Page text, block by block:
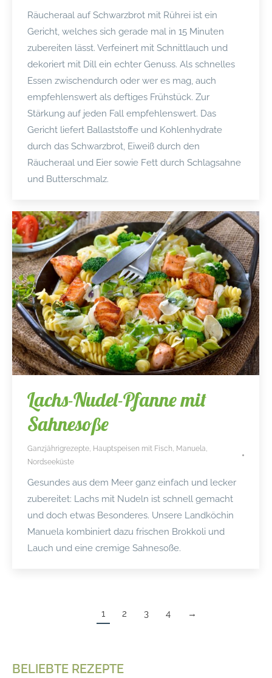
Räucheraal auf Schwarzbrot mit Rührei ist ein
Gericht, welches sich gerade mal in 15 Minuten
zubereiten lässt. Verfeinert mit Schnittlauch und
dekoriert mit Dill ein echter Genuss. Als schnelles
Essen zwischendurch oder wer es mag, auch
empfehlenswert als deftiges Frühstück. Zur
Stärkung auf jeden Fall empfehlenswert. Das
Gericht liefert Ballaststoffe und Kohlenhydrate
durch das Schwarzbrot, Eiweiß durch den
Räucheraal und Eier sowie Fett durch Schlagsahne
und Butterschmalz.
Lachs-Nudel-Pfanne mit
Sahnesoße
Ganzjährigrezepte Hauptspeisen mit Fisch Manuela
Nordseeküste
Gesundes aus dem Meer ganz einfach und lecker
zubereitet: Lachs mit Nudeln ist schnell gemacht
und doch etwas Besonderes. Unsere Landköchin
Manuela kombiniert dazu frischen Brokkoli und
Lauch und eine cremige Sahnesoße.
1 2 3 4 →
BELIEBTE REZEPTE